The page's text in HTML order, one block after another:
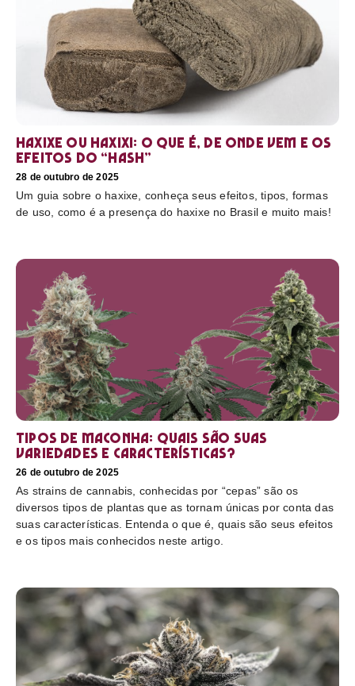
Haxixe ou Haxixi: o que é, de onde vem e os
efeitos do “hash”
28 de outubro de 2025
Um guia sobre o haxixe, conheça seus efeitos, tipos, formas
de uso, como é a presença do haxixe no Brasil e muito mais!
Tipos de maconha: quais são suas
variedades e características?
26 de outubro de 2025
As strains de cannabis, conhecidas por “cepas” são os
diversos tipos de plantas que as tornam únicas por conta das
suas características. Entenda o que é, quais são seus efeitos
e os tipos mais conhecidos neste artigo.